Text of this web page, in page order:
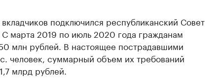
подключился республиканский Совет
марта 2019 по июль 2020 года гражданам
млн рублей. В настоящее пострадавшими
человек, суммарный объем их требований
млрд рублей.